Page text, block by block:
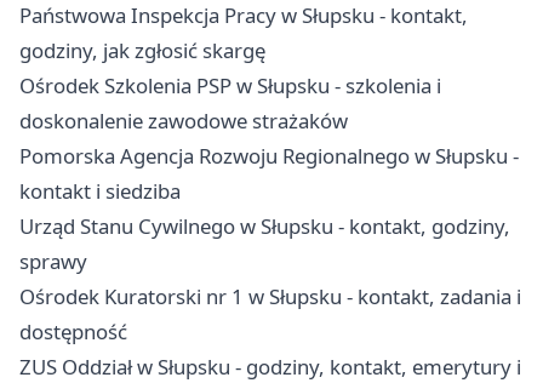
Państwowa Inspekcja Pracy w Słupsku - kontakt,
godziny, jak zgłosić skargę
Ośrodek Szkolenia PSP w Słupsku - szkolenia i
doskonalenie zawodowe strażaków
Pomorska Agencja Rozwoju Regionalnego w Słupsku -
kontakt i siedziba
Urząd Stanu Cywilnego w Słupsku - kontakt, godziny,
sprawy
Ośrodek Kuratorski nr 1 w Słupsku - kontakt, zadania i
dostępność
ZUS Oddział w Słupsku - godziny, kontakt, emerytury i